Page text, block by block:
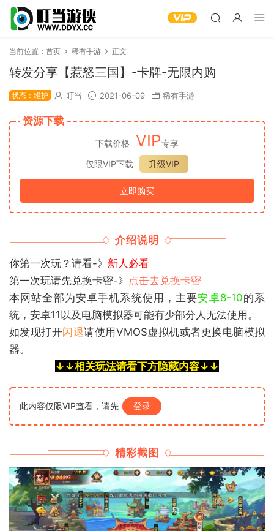
当前位置： 首页 稀有手游 正文
转发分享【惹怒三国】-卡牌-无限内购
状态：维护 叮当 2021-06-09 稀有手游
资源下载
下载价格 VIP专享
仅限VIP下载
升级VIP
立即购买
介绍说明
你第一次玩？请看-》 新人必看
第一次玩请先兑换卡密-》 点击去兑换卡密
本网站全部为安卓手机系统使用，主要安卓8-10的系
统 ，安卓11以及电脑模拟器可能有少部分人无法使用。
如发现打开闪退请使用VMOS虚拟机或者更换电脑模拟
器。
↓↓相关玩法请看下方隐藏内容↓↓
此内容仅限VIP查看，请先 登录
精彩截图